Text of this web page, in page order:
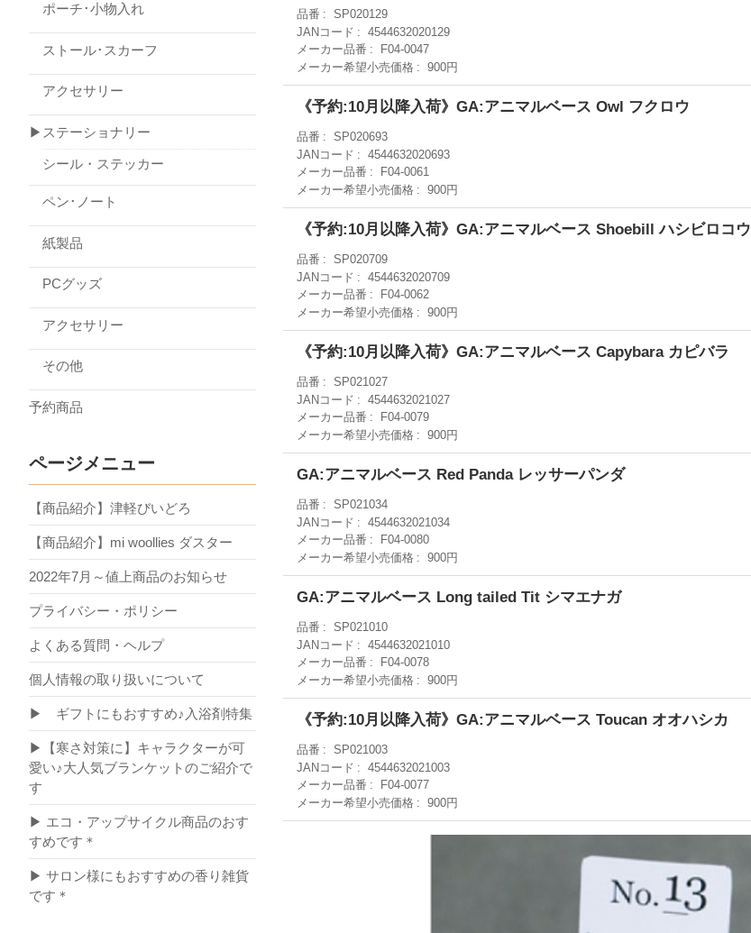
品番
SP020129
JANコード
4544632020129
メーカー品番
F04-0047
メーカー希望小売価格
900円
《予約:10月以降入荷》GA:アニマルベース Owl フクロウ
品番
SP020693
JANコード
4544632020693
メーカー品番
F04-0061
メーカー希望小売価格
900円
《予約:10月以降入荷》GA:アニマルベース Shoebill ハシビロコウ
品番
SP020709
JANコード
4544632020709
メーカー品番
F04-0062
メーカー希望小売価格
900円
《予約:10月以降入荷》GA:アニマルベース Capybara カピバラ
品番
SP021027
JANコード
4544632021027
メーカー品番
F04-0079
メーカー希望小売価格
900円
GA:アニマルベース Red Panda レッサーパンダ
品番
SP021034
JANコード
4544632021034
メーカー品番
F04-0080
メーカー希望小売価格
900円
GA:アニマルベース Long tailed Tit シマエナガ
品番
SP021010
JANコード
4544632021010
メーカー品番
F04-0078
メーカー希望小売価格
900円
《予約:10月以降入荷》GA:アニマルベース Toucan オオハシカ
品番
SP021003
JANコード
4544632021003
メーカー品番
F04-0077
メーカー希望小売価格
900円
ポーチ･小物入れ
ストール･スカーフ
アクセサリー
▶ステーショナリー
シール・ステッカー
ペン･ノート
紙製品
PCグッズ
アクセサリー
その他
予約商品
ページメニュー
【商品紹介】津軽びいどろ
【商品紹介】mi woollies ダスター
2022年7月～値上商品のお知らせ
プライバシー・ポリシー
よくある質問・ヘルプ
個人情報の取り扱いについて
▶ ギフトにもおすすめ♪入浴剤特集
▶【寒さ対策に】キャラクターが可
愛い♪大人気ブランケットのご紹介で
す
▶ エコ・アップサイクル商品のおす
すめです＊
▶ サロン様にもおすすめの香り雑貨
です＊